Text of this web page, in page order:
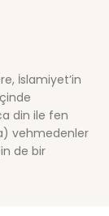
İslamiyet’in
din ile fen
vehmedenler
de bir